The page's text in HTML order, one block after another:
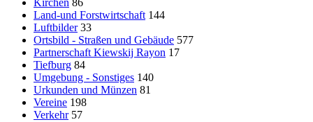
Kirchen 86
Land-und Forstwirtschaft 144
Luftbilder 33
Ortsbild - Straßen und Gebäude 577
Partnerschaft Kiewskij Rayon 17
Tiefburg 84
Umgebung - Sonstiges 140
Urkunden und Münzen 81
Vereine 198
Verkehr 57